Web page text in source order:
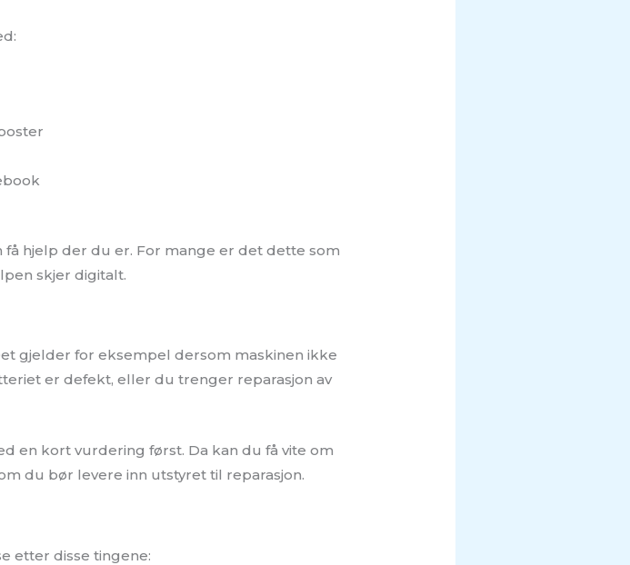
hjelp der du er. For mange er det dette som
skjer digitalt.
gjelder for eksempel dersom maskinen ikke
er defekt, eller du trenger reparasjon av
en kort vurdering først. Da kan du få vite om
du bør levere inn utstyret til reparasjon.
etter disse tingene: